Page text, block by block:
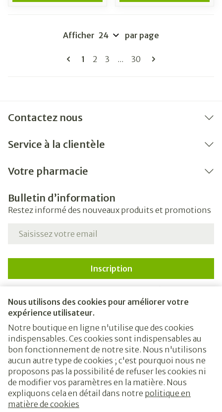
Nous utilisons des cookies pour améliorer votre
expérience utilisateur.
Notre boutique en ligne n'utilise que des cookies
indispensables. Ces cookies sont indispensables au
bon fonctionnement de notre site. Nous n'utilisons
aucun autre type de cookies ; c'est pourquoi nous ne
proposons pas la possibilité de refuser les cookies ni
de modifier vos paramètres en la matière. Nous
expliquons cela en détail dans notre politique en
matière de cookies
Pages
Vous lisez actuellement la page
1 Page
2 Page
3 ... Page
30
Afficher par page
Contactez nous
Service à la clientèle
Votre pharmacie
Bulletin d’information
Restez informé des nouveaux produits et promotions
Adresse mail
Inscription
newsletter et acceptez notrepolitique de confidentialité
Liens légaux